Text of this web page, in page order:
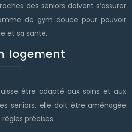
des seniors doivent s’assurer
de gym douce pour pouvoir
et sa santé.
logement
être adapté aux soins et aux
seniors, elle doit être aménagée
précises.